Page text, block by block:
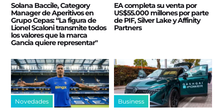
Solana Baccile, Category
Manager de Aperitivos en
Grupo Cepas: “La figura de
Lionel Scaloni transmite todos
los valores que la marca
Gancia quiere representar"
EA completa su venta por
US$55.000 millones por parte
de PIF, Silver Lake y Affinity
Partners
Novedades Business